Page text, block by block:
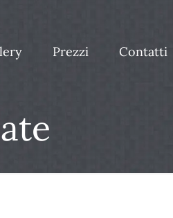
Prezzi Contatti